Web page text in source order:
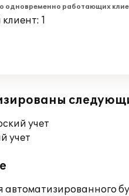
одновременно работающих
1
учет
учет
автоматизированного